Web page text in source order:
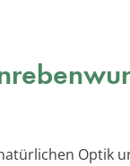
Optik